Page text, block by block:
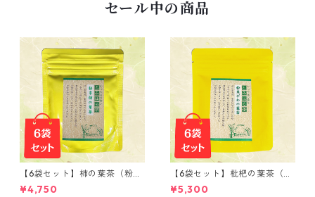
セール中の商品
【6袋セット】柿の葉茶（粉末
50ｇ）
¥4,750
【6袋セット】枇杷の葉茶（粉
末 50ｇ）
¥5,300